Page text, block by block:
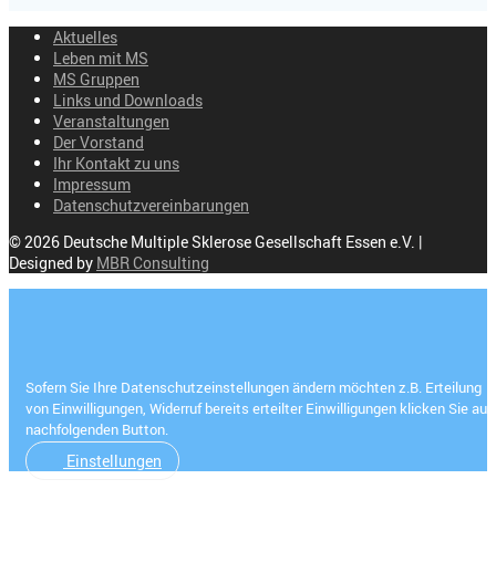
Aktuelles
Leben mit MS
MS Gruppen
Links und Downloads
Veranstaltungen
Der Vorstand
Ihr Kontakt zu uns
Impressum
Datenschutzvereinbarungen
© 2026 Deutsche Multiple Sklerose Gesellschaft Essen e.V. |
Designed by MBR Consulting
Sofern Sie Ihre Datenschutzeinstellungen ändern möchten z.B. Erteilung
von Einwilligungen, Widerruf bereits erteilter Einwilligungen klicken Sie auf
nachfolgenden Button.
Einstellungen